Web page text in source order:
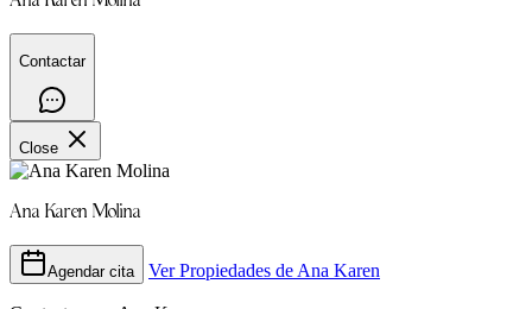
Contactar
Close
Ana Karen Molina
Agendar cita Ver Propiedades deAna Karen